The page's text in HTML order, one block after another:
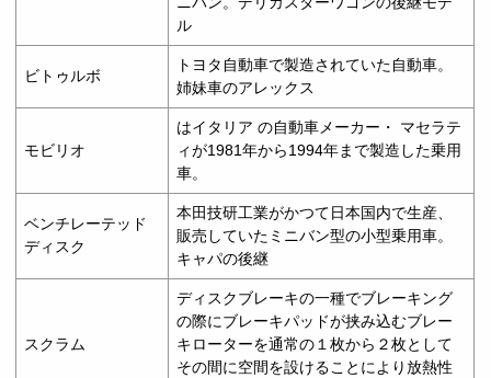
ル
ビトゥルボ
トヨタ自動車で製造されていた自動車。
姉妹車のアレックス
モビリオ
はイタリア の自動車メーカー・ マセラテ
ィが1981年から1994年まで製造した乗用
車。
ベンチレーテッド
ディスク
本田技研工業がかつて日本国内で生産、
販売していたミニバン型の小型乗用車。
キャパの後継
スクラム
ディスクブレーキの一種でブレーキング
の際にブレーキパッドが挟み込むブレー
キローターを通常の１枚から２枚として
その間に空間を設けることにより放熱性